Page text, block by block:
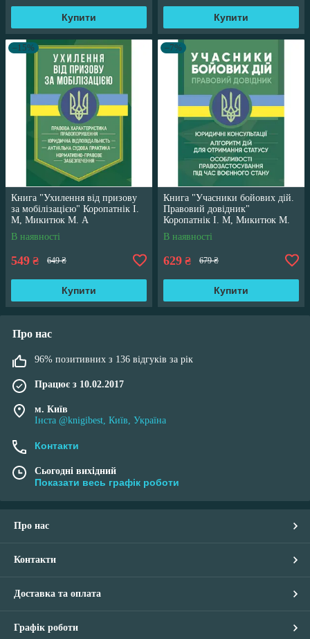
Купити Купити
–15%
Книга "Ухилення від призову
за мобілізацією" Коропатнік І.
М, Микитюк М. А
В наявності
549 ₴ 649 ₴
Купити
–7%
Книга "Учасники бойових дій.
Правовий довідник"
Коропатнік І. М, Микитюк М.
А
В наявності
629 ₴ 679 ₴
Купити
Про нас
96% позитивних з 136 відгуків за рік
Працює з 10.02.2017
м. Київ
Інста @knigibest, Київ, Україна
Контакти
Сьогодні вихідний
Показати весь графік роботи
Про нас
Контакти
Доставка та оплата
Графік роботи